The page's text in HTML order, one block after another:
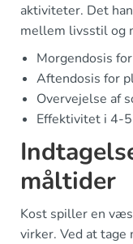
aktiviteter. Det
mellem livsstil og
Morgendosis
Aftendosis for
Overvejelse af
Effektivitet i 4-
måltider
Kost spiller en
virker. Ved at tage